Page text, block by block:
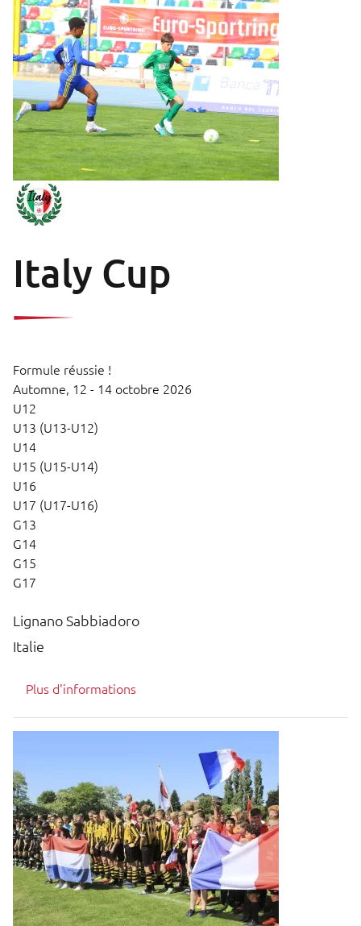
Italy Cup
Formule réussie !
Automne, 12 - 14 octobre 2026
U12
U13 (U13-U12)
U14
U15 (U15-U14)
U16
U17 (U17-U16)
G13
G14
G15
G17
Lignano Sabbiadoro
Italie
Plus d'informations